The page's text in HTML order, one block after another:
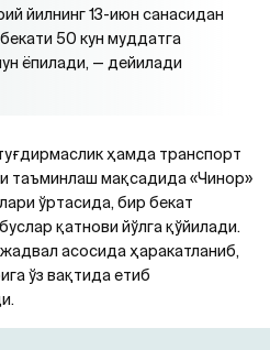
йилнинг 13-июн санасидан
50 кун муддатга
ёпилади, — дейилади
ҳамда транспорт
таъминлаш мақсадида «Чинор»
ўртасида, бир бекат
қатнови йўлга қўйилади.
асосида ҳаракатланиб,
ўз вақтида етиб